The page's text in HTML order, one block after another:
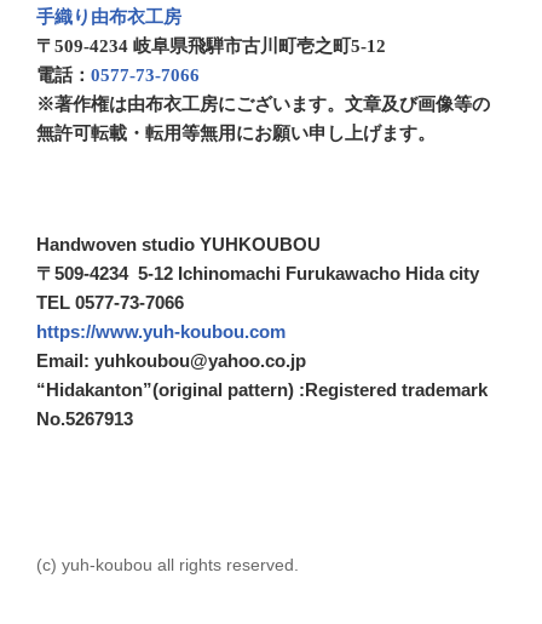
手織り由布衣工房
〒509-4234 岐阜県飛騨市古川町壱之町5-12
電話： 0577-73-7066
※著作権は由布衣工房にございます。文章及び画像等の
無許可転載・転用等無用にお願い申し上げます。
Handwoven studio YUHKOUBOU
〒509-4234 5-12 Ichinomachi Furukawacho Hida city
TEL 0577-73-7066
https://www.yuh-koubou.com
Email: yuhkoubou@yahoo.co.jp
“Hidakanton”(original pattern) :Registered trademark
No.5267913
(c) yuh-koubou all rights reserved.